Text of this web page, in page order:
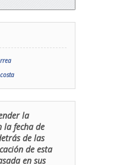
la
la fecha de
de las
de esta
en sus